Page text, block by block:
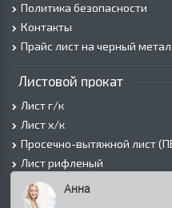
Политика безопасности
Контакты
Прайс лист на черный
Листовой прокат
Лист г/к
Лист х/к
Просечно-вытяжной лист
Лист рифленый
Лист оцинкованный
Анна